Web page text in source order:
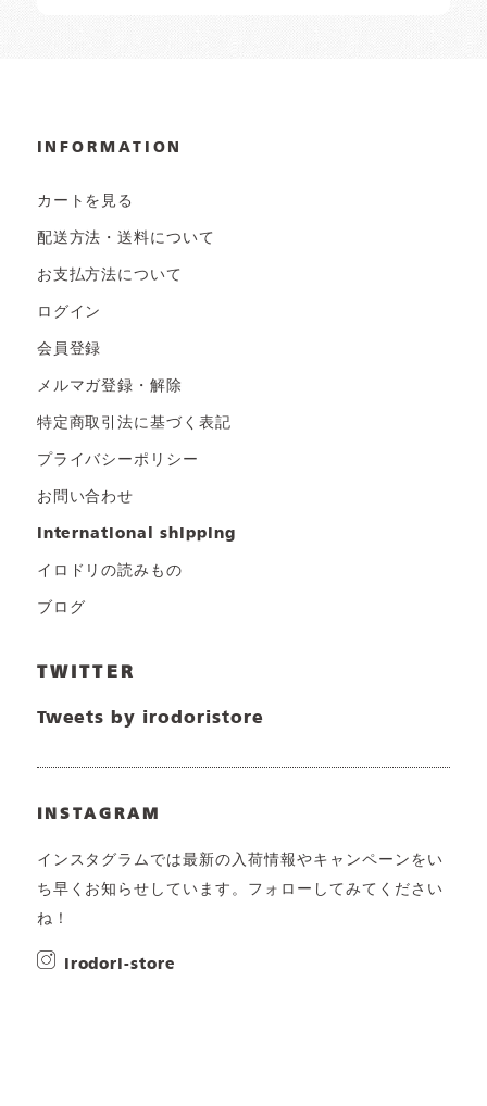
INFORMATION
カートを見る
配送方法・送料について
お支払方法について
ログイン
会員登録
メルマガ登録・解除
特定商取引法に基づく表記
プライバシーポリシー
お問い合わせ
international shipping
イロドリの読みもの
ブログ
TWITTER
Tweets by irodoristore
INSTAGRAM
インスタグラムでは最新の入荷情報やキャンペーンをい
ち早くお知らせしています。フォローしてみてください
ね！
irodori-store